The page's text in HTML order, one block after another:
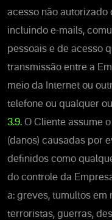
acesso não autorizado
incluindo e-mails,
pessoais e de acesso
transmissão entre a
meio da Internet ou
telefone ou qualquer
3.9. O Cliente assume
(danos) causadas por
definidos como
do controle da
a: greves, tumultos em
terroristas, guerras,